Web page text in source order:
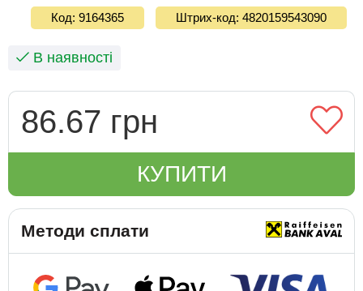
Код: 9164365 Штрих-код: 4820159543090
В наявності
86.67 грн
КУПИТИ
Методи сплати